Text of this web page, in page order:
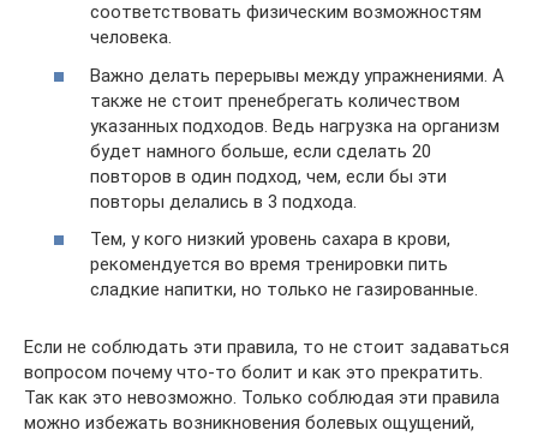
соответствовать физическим возможностям
человека.
Важно делать перерывы между упражнениями. А
также не стоит пренебрегать количеством
указанных подходов. Ведь нагрузка на организм
будет намного больше, если сделать 20
повторов в один подход, чем, если бы эти
повторы делались в 3 подхода.
Тем, у кого низкий уровень сахара в крови,
рекомендуется во время тренировки пить
сладкие напитки, но только не газированные.
Если не соблюдать эти правила, то не стоит задаваться
вопросом почему что-то болит и как это прекратить.
Так как это невозможно. Только соблюдая эти правила
можно избежать возникновения болевых ощущений,